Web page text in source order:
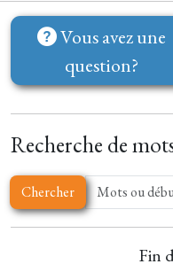
Vous avez une
question?
Recherche de
Chercher
Fin